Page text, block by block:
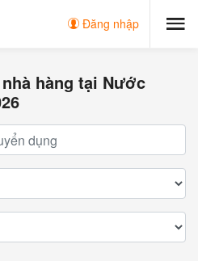
Đăng nhập
hàng tại Nước